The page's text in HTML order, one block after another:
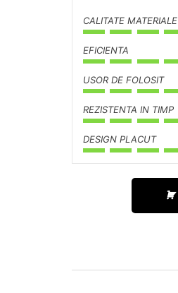
CALITATE MATERIALE
EFICIENTA
USOR DE FOLOSIT
REZISTENTA IN TIMP
DESIGN PLACUT